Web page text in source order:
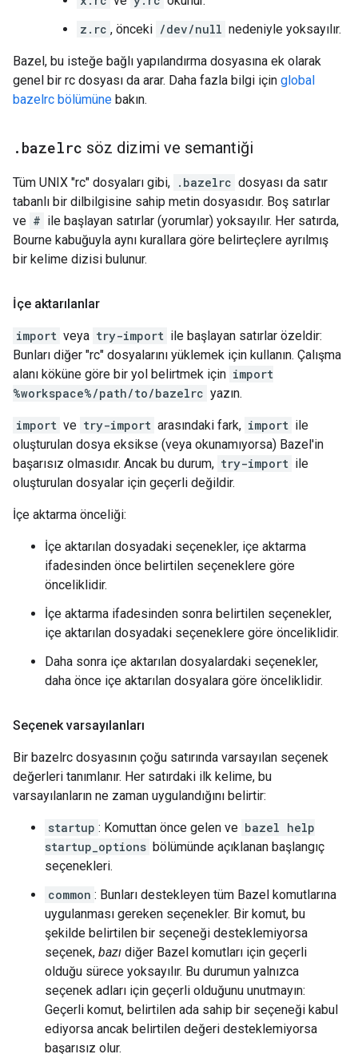
z.rc , önceki /dev/null nedeniyle yoksayılır.
Bazel, bu isteğe bağlı yapılandırma dosyasına ek olarak
genel bir rc dosyası da arar. Daha fazla bilgi için global
bazelrc bölümüne bakın.
. bazelrc söz dizimi ve semantiği
Tüm UNIX "rc" dosyaları gibi, .bazelrc dosyası da satır
tabanlı bir dilbilgisine sahip metin dosyasıdır. Boş satırlar
ve # ile başlayan satırlar (yorumlar) yoksayılır. Her satırda,
Bourne kabuğuyla aynı kurallara göre belirteçlere ayrılmış
bir kelime dizisi bulunur.
İçe aktarılanlar
import veya try-import ile başlayan satırlar özeldir:
Bunları diğer "rc" dosyalarını yüklemek için kullanın. Çalışma
alanı köküne göre bir yol belirtmek için import
%workspace%/path/to/bazelrc yazın.
import ve try-import arasındaki fark, import ile
oluşturulan dosya eksikse (veya okunamıyorsa) Bazel'in
başarısız olmasıdır. Ancak bu durum, try-import ile
oluşturulan dosyalar için geçerli değildir.
İçe aktarma önceliği:
İçe aktarılan dosyadaki seçenekler, içe aktarma
ifadesinden önce belirtilen seçeneklere göre
önceliklidir.
İçe aktarma ifadesinden sonra belirtilen seçenekler,
içe aktarılan dosyadaki seçeneklere göre önceliklidir.
Daha sonra içe aktarılan dosyalardaki seçenekler,
daha önce içe aktarılan dosyalara göre önceliklidir.
Seçenek varsayılanları
Bir bazelrc dosyasının çoğu satırında varsayılan seçenek
değerleri tanımlanır. Her satırdaki ilk kelime, bu
varsayılanların ne zaman uygulandığını belirtir:
startup : Komuttan önce gelen ve bazel help
startup_options bölümünde açıklanan başlangıç
seçenekleri.
common : Bunları destekleyen tüm Bazel komutlarına
uygulanması gereken seçenekler. Bir komut, bu
şekilde belirtilen bir seçeneği desteklemiyorsa
seçenek, bazı diğer Bazel komutları için geçerli
olduğu sürece yoksayılır. Bu durumun yalnızca
seçenek adları için geçerli olduğunu unutmayın:
Geçerli komut, belirtilen ada sahip bir seçeneği kabul
ediyorsa ancak belirtilen değeri desteklemiyorsa
başarısız olur.